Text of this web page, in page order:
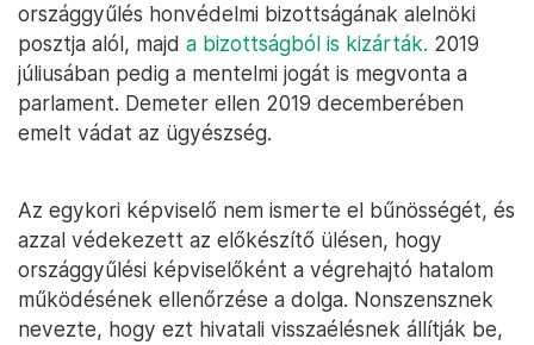
országgyűlés honvédelmi bizottságának alelnöki
posztja alól, majd a bizottságból is kizárták. 2019
júliusában pedig a mentelmi jogát is megvonta a
parlament. Demeter ellen 2019 decemberében
emelt vádat az ügyészség.
Az egykori képviselő nem ismerte el bűnösségét, és
azzal védekezett az előkészítő ülésen, hogy
országgyűlési képviselőként a végrehajtó hatalom
működésének ellenőrzése a dolga. Nonszensznek
nevezte, hogy ezt hivatali visszaélésnek állítják be,